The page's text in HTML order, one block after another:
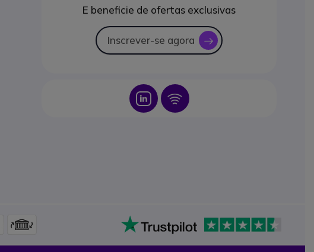
E beneficie de ofertas exclusivas
Inscrever-se agora icon
Icon Icon